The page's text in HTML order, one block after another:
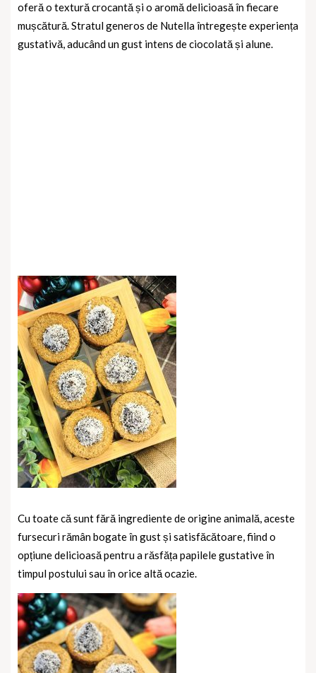
oferă o textură crocantă și o aromă delicioasă în fiecare
mușcătură. Stratul generos de Nutella întregește experiența
gustativă, aducând un gust intens de ciocolată și alune.
Cu toate că sunt fără ingrediente de origine animală, aceste
fursecuri rămân bogate în gust și satisfăcătoare, fiind o
opțiune delicioasă pentru a răsfăța papilele gustative în
timpul postului sau în orice altă ocazie.